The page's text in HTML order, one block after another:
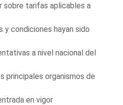
sobre tarifas aplicables a
condiciones hayan sido
a nivel nacional del
principales organismos de
en vigor